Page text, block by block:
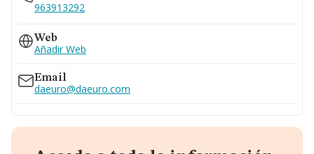
963913292
Web
Añadir Web
Email
daeuro@daeuro.com